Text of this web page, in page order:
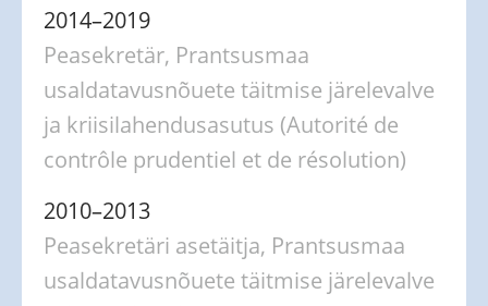
2014–2019
Peasekretär, Prantsusmaa
usaldatavusnõuete täitmise järelevalve
ja kriisilahendusasutus (Autorité de
contrôle prudentiel et de résolution)
2010–2013
Peasekretäri asetäitja, Prantsusmaa
usaldatavusnõuete täitmise järelevalve